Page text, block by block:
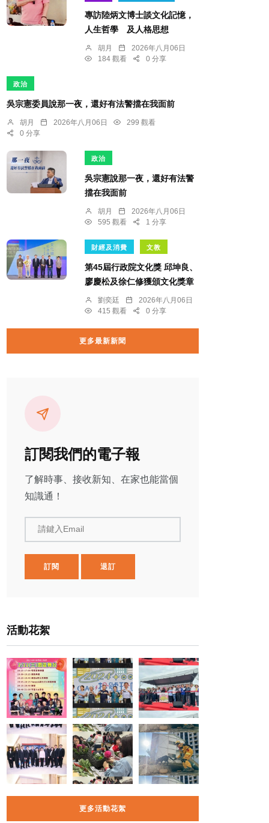
專訪陸炳文博士談文化記憶，
人生哲學 及人格思想
胡月
2026年八月06日
184 觀看
0 分享
政治
吳宗憲委員說那一夜，還好有法警擋在我面前
胡月 2026年八月06日
299 觀看
0 分享
政治
吳宗憲說那一夜，還好有法警
擋在我面前
胡月
2026年八月06日
595 觀看
1 分享
財經及消費 文教
第45屆行政院文化獎 邱坤良、
廖慶松及徐仁修獲頒文化獎章
劉奕廷
2026年八月06日
415 觀看
0 分享
更多最新新聞
訂閱我們的電子報
了解時事、接收新知、在家也能當個
知識通！
請鍵入Email
訂閱 退訂
活動花絮
更多活動花絮